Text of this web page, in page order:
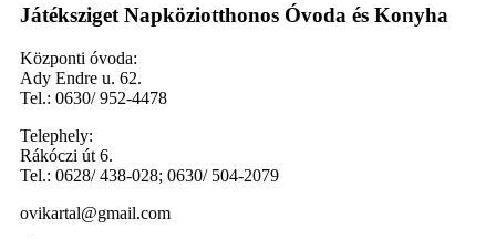
Játéksziget Napköziotthonos Óvoda és Konyha
Központi óvoda:
Ady Endre u. 62.
Tel.: 0630/ 952-4478
Telephely:
Rákóczi út 6.
Tel.: 0628/ 438-028; 0630/ 504-2079
ovikartal@gmail.com